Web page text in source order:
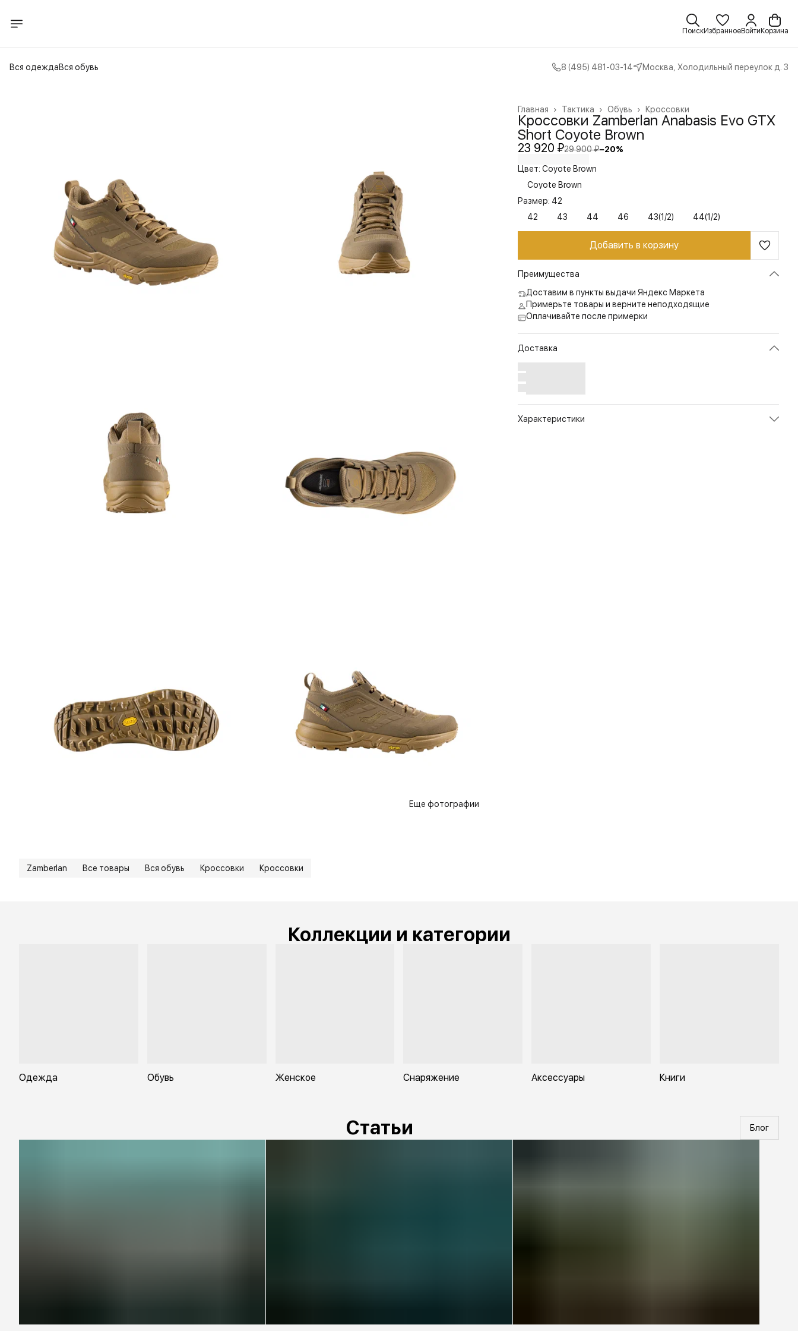
ПоискИзбранноеВойти Корзина
Вся одеждаВся обувь 8 (495) 481-03-14 Москва, Холодильный переулок д. 3
Еще фотографии
Кроссовки
Обувь ›
Тактика ›
Главная ›
Кроссовки Zamberlan Anabasis Evo GTX
Short Coyote Brown
23 920 ₽29 900 ₽−20%
Цвет: Coyote Brown
Coyote Brown
Размер: 42
42
43 44 46 43(1/2) 44(1/2)
Добавить в корзину
Преимущества
Доставим в пункты выдачи Яндекс Маркета
Примерьте товары и верните неподходящие
Оплачивайте после примерки
Доставка
Характеристики
Zamberlan Все товары Вся обувь Кроссовки Кроссовки
Коллекции и категории
Одежда Обувь Женское Снаряжение Аксессуары Книги
Статьи Блог